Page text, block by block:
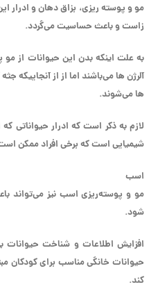
مو و پوسته ریزی، بزاق دهان و ادرار
زاست و باعث حساسیت می‌گردد.
به علت اینکه بدن این حیوانات از
آلرژن ها می‌باشند اما از از آنجاییکه
ها می‌شوند.
لازم به ذکر است که ادرار
شیمیایی است که برخی افراد ممکن
اسب
مو و پوسته‌‌ریزی اسب نیز می‌تواند
شود.
افزایش اطلاعات و شناخت حیوانات
حیوانات خانگی مناسب برای کودکان
کند.